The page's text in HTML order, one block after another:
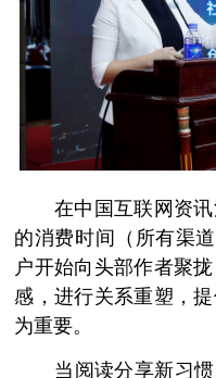
在中国互联网资讯
的消费时间（所有渠
户开始向头部作者聚
感，进行关系重塑，
为重要。
当阅读分享新习惯